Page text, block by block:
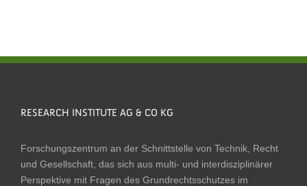
RESEARCH INSTITUTE AG & CO KG
Forschungszentrum an der Schnittstelle von Technik, Recht
und Gesellschaft, das sich aus multi- und interdisziplinärer
Perspektive mit Fragen des Grundrechtsschutzes im